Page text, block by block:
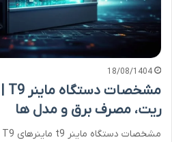
18/08/1404
ریت، مصرف برق و مدل ها